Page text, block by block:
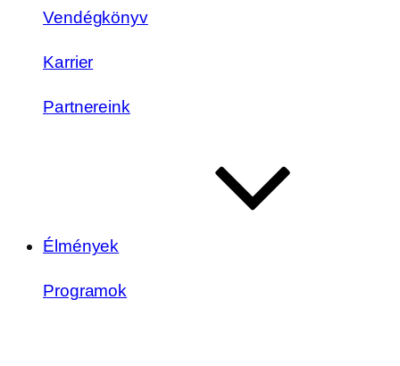
Vendégkönyv
Karrier
Partnereink
Élmények
Programok